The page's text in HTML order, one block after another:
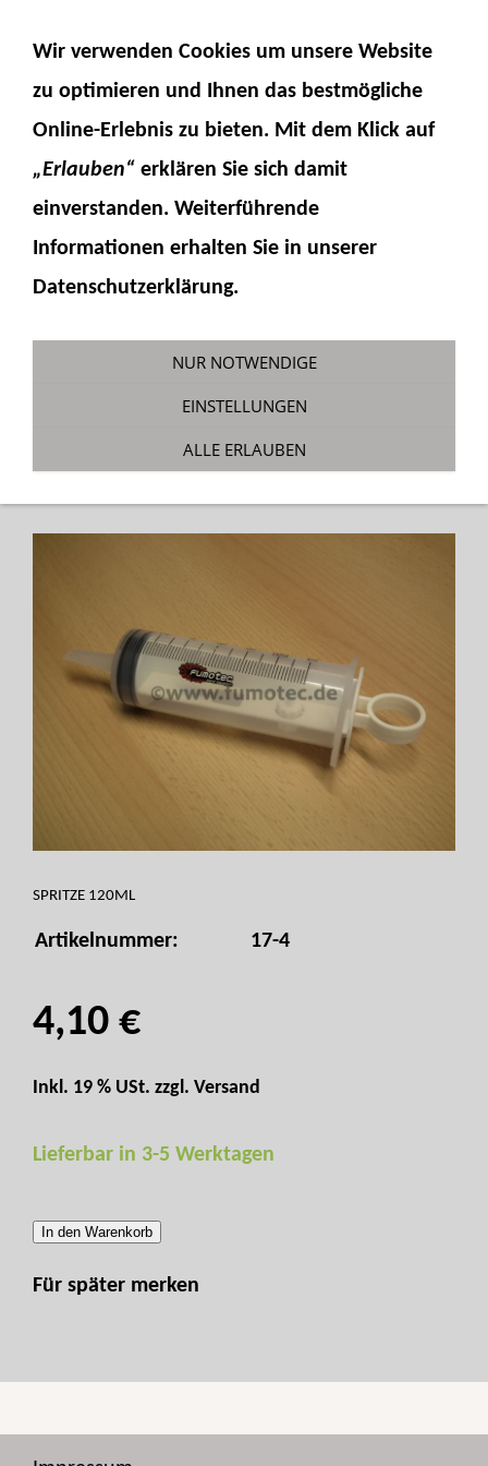
Spritze 120ml
Kleb- und Schmierstoffe
Ideal zum Auffüllen oder Absaugen von
Hydrauliköl. Besonders leichtgängig durch
SPRITZE 120ML
Artikelnummer: 17-4
4,10 €
Inkl. 19 % USt. zzgl. Versand
Lieferbar in 3-5 Werktagen
In den Warenkorb
Für später merken
Wir verwenden Cookies um unsere Website
zu optimieren und Ihnen das bestmögliche
Online-Erlebnis zu bieten. Mit dem Klick auf
„Erlauben“ erklären Sie sich damit
einverstanden. Weiterführende
Informationen erhalten Sie in unserer
Datenschutzerklärung.
NUR NOTWENDIGE
EINSTELLUNGEN
ALLE ERLAUBEN